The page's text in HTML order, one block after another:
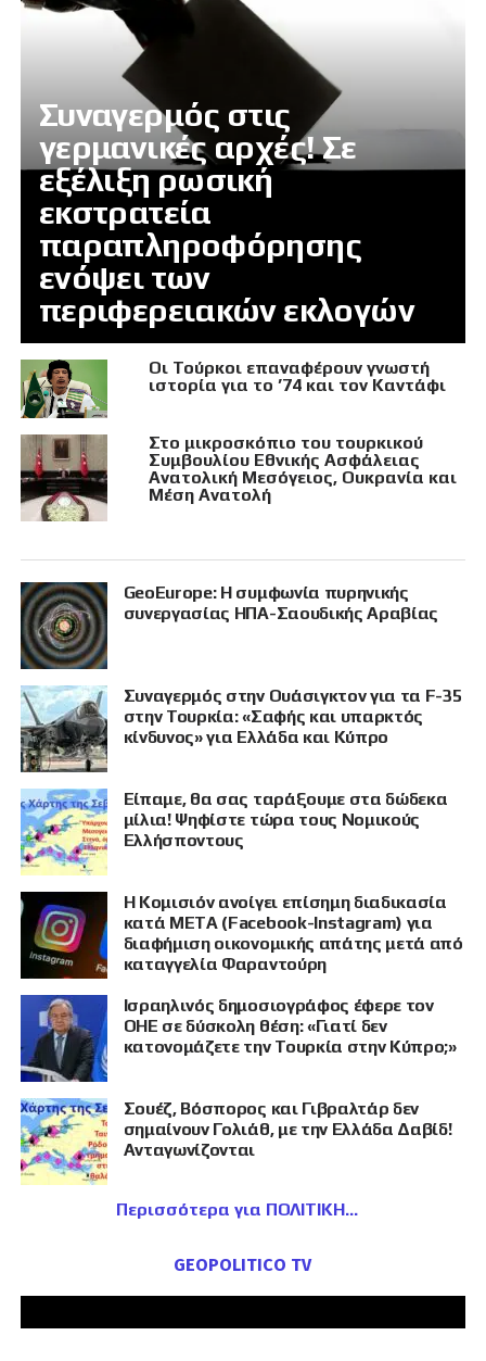
Συναγερμός στις
γερμανικές αρχές! Σε
εξέλιξη ρωσική
εκστρατεία
παραπληροφόρησης
ενόψει των
περιφερειακών εκλογών
Οι Τούρκοι επαναφέρουν γνωστή
ιστορία για το ’74 και τον Καντάφι
Στο μικροσκόπιο του τουρκικού
Συμβουλίου Εθνικής Ασφάλειας
Ανατολική Μεσόγειος, Ουκρανία και
Μέση Ανατολή
GeoEurope: Η συμφωνία πυρηνικής
συνεργασίας ΗΠΑ-Σαουδικής Αραβίας
Συναγερμός στην Ουάσιγκτον για τα F-35
στην Τουρκία: «Σαφής και υπαρκτός
κίνδυνος» για Ελλάδα και Κύπρο
Είπαμε, θα σας ταράξουμε στα δώδεκα
μίλια! Ψηφίστε τώρα τους Νομικούς
Ελλήσποντους
Η Κομισιόν ανοίγει επίσημη διαδικασία
κατά META (Facebook-Instagram) για
διαφήμιση οικονομικής απάτης μετά από
καταγγελία Φαραντούρη
Ισραηλινός δημοσιογράφος έφερε τον
ΟΗΕ σε δύσκολη θέση: «Γιατί δεν
κατονομάζετε την Τουρκία στην Κύπρο;»
Σουέζ, Βόσπορος και Γιβραλτάρ δεν
σημαίνουν Γολιάθ, με την Ελλάδα Δαβίδ!
Ανταγωνίζονται
Περισσότερα για ΠΟΛΙΤΙΚΗ
GEOPOLITICO TV